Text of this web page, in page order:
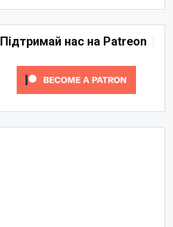
Підтримай нас на Patreon